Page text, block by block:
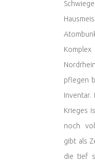
Komplex
pflegen
Inventar.
Krieges
noch
gibt als
die tief